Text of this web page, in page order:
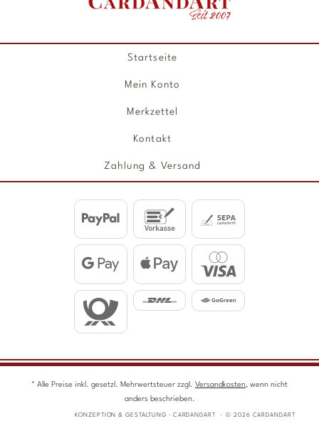
Startseite
Mein Konto
Merkzettel
Kontakt
Zahlung & Versand
* Alle Preise inkl. gesetzl. Mehrwertsteuer zzgl. Versandkosten, wenn nicht
anders beschrieben.
KONZEPTION & GESTALTUNG · CARDANDART · © 2026 CARDANDART